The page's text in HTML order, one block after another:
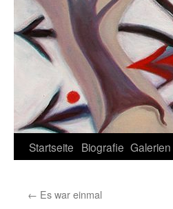
Zum
springen
Startseite Biografie Galerien
← Es war einmal